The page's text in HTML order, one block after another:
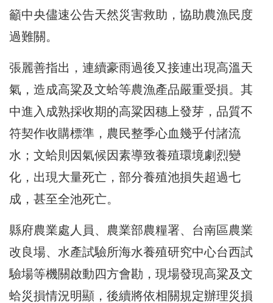
籲中央儘速公告天然災害救助，協助農漁民度
過難關。
張麗善指出，連續豪雨過後又接連出現高溫天
氣，造成高粱及文蛤等農漁產品嚴重受損。其
中進入成熟採收期的高粱因穗上發芽，品質不
符契作收購標準，農民整季心血幾乎付諸流
水；文蛤則因氣候因素導致養殖環境劇烈變
化，出現大量死亡，部分養殖池損失超過七
成，甚至全池死亡。
縣府農業處人員、農業部農糧署、台南區農業
改良場、水產試驗所海水養殖研究中心台西試
驗場等機關啟動四方會勘，現場發現高粱及文
蛤災損情況明顯，後續將依相關規定辦理災損